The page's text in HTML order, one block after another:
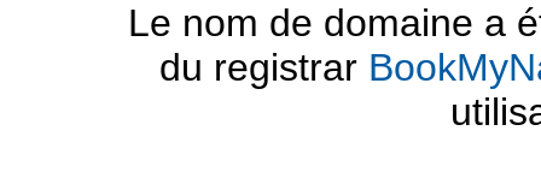
Le nom de domaine a
du registrar